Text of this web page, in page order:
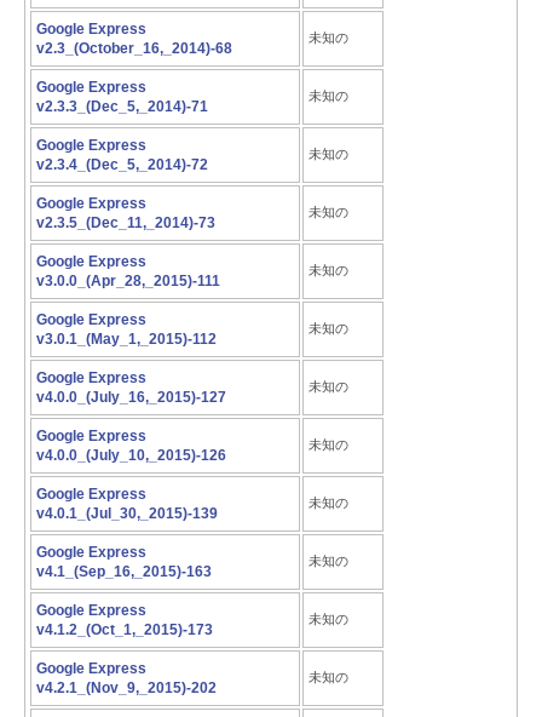
Google Express
v2.3_(October_16,_2014)-68
未知の
Google Express
v2.3.3_(Dec_5,_2014)-71
未知の
Google Express
v2.3.4_(Dec_5,_2014)-72
未知の
Google Express
v2.3.5_(Dec_11,_2014)-73
未知の
Google Express
v3.0.0_(Apr_28,_2015)-111
未知の
Google Express
v3.0.1_(May_1,_2015)-112
未知の
Google Express
v4.0.0_(July_16,_2015)-127
未知の
Google Express
v4.0.0_(July_10,_2015)-126
未知の
Google Express
v4.0.1_(Jul_30,_2015)-139
未知の
Google Express
v4.1_(Sep_16,_2015)-163
未知の
Google Express
v4.1.2_(Oct_1,_2015)-173
未知の
Google Express
v4.2.1_(Nov_9,_2015)-202
未知の